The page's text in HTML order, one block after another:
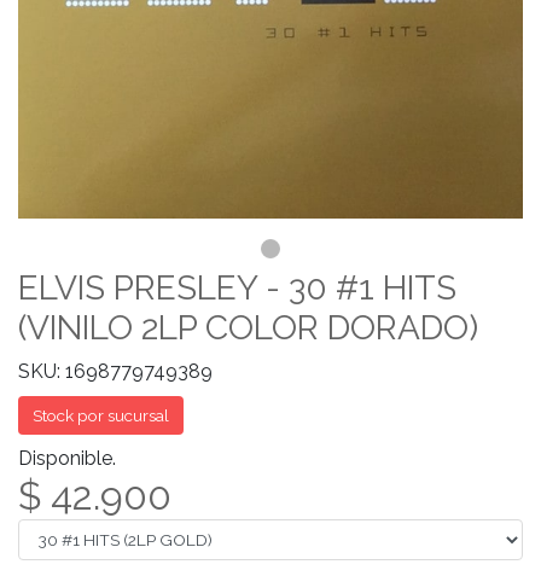
ELVIS PRESLEY - 30 #1 HITS
(VINILO 2LP COLOR DORADO)
SKU: 1698779749389
Stock por sucursal
Disponible.
$ 42.900